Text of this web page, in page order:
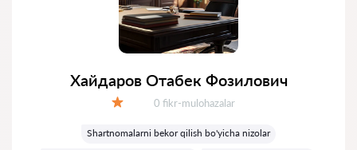
Хайдаров Отабек Фозилович
Fikrlar:
0 fikr-mulohazalar
Shartnomalarni bekor qilish bo'yicha nizolar